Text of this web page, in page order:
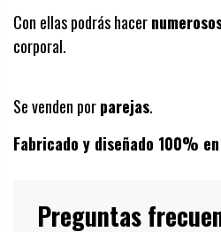
Con ellas podrás hacer
corporal.
Se venden porparejas.
Fabricado y diseñado 100%
Preguntas